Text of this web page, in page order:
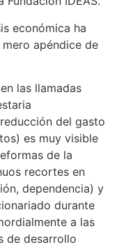
económica ha
apéndice de
las llamadas
del gasto
es muy visible
de la
recortes en
dependencia) y
durante
a las
de desarrollo